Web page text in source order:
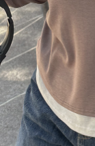
인플루언서 pick!
신상 5%
베스트
MADE
세트할인 ~30%